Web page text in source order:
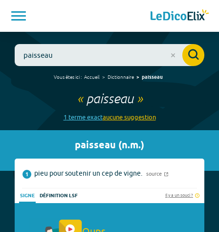
Vous êtes ici : Accueil Dictionnaire paisseau
« paisseau»
1 termeexactaucunesuggestion
paisseau (n.m.)
1 pieu pour soutenir un cep de vigne. source
SIGNE DÉFINITION LSF Il y a un souci ?